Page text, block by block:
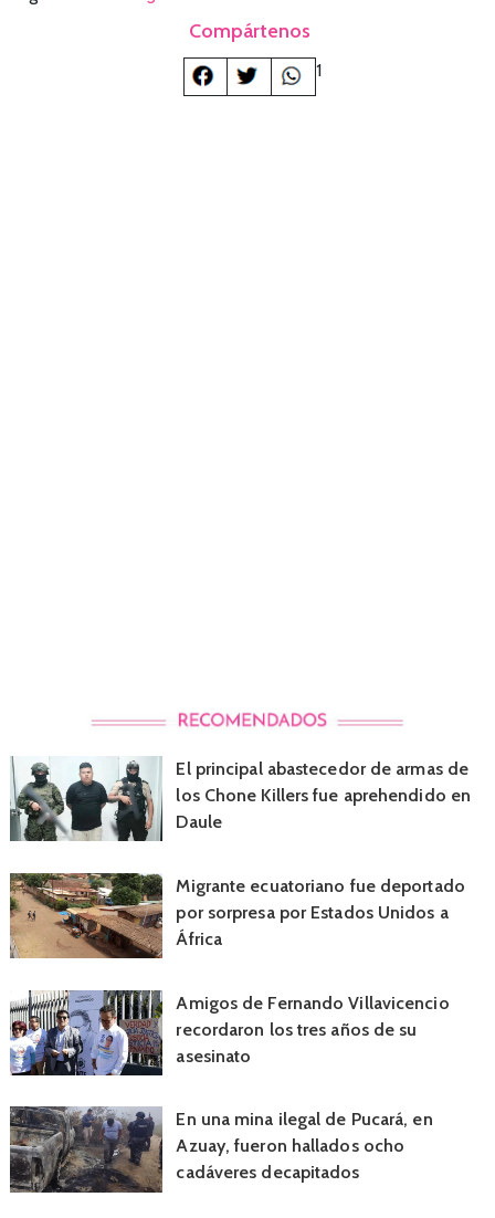
Compártenos
1
El principal abastecedor de armas de
los Chone Killers fue aprehendido en
Daule
Migrante ecuatoriano fue deportado
por sorpresa por Estados Unidos a
África
Amigos de Fernando Villavicencio
recordaron los tres años de su
asesinato
En una mina ilegal de Pucará, en
Azuay, fueron hallados ocho
cadáveres decapitados